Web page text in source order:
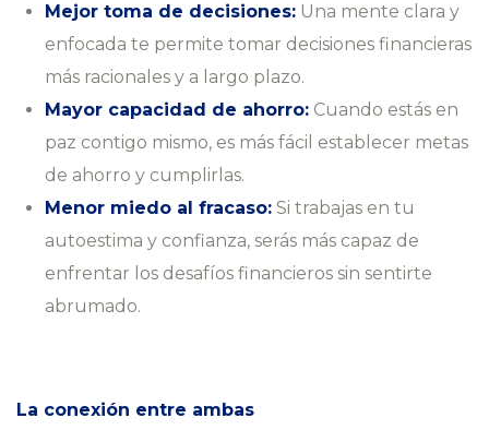
Mejor toma de decisiones:Una mente clara y
enfocada te permite tomar decisiones financieras
más racionales y a largo plazo.
Mayor capacidad de ahorro:Cuando estás en
paz contigo mismo, es más fácil establecer metas
de ahorro y cumplirlas.
Menor miedo al fracaso:Si trabajas en tu
autoestima y confianza, serás más capaz de
enfrentar los desafíos financieros sin sentirte
abrumado.
La conexión entre ambas